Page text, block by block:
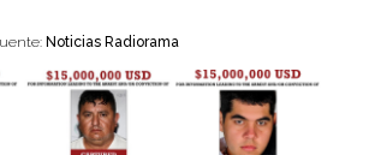
Noticias Radiorama